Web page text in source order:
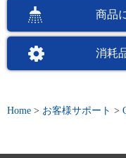
商品
消耗
Home > お客様サポート >